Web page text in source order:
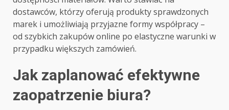
dostawców, którzy oferują produkty sprawdzonych
marek i umożliwiają przyjazne formy współpracy –
od szybkich zakupów online po elastyczne warunki w
przypadku większych zamówień.
Jak zaplanować efektywne
zaopatrzenie biura?